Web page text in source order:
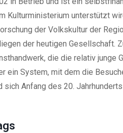
Kulturministerium unterstützt
der Volkskultur der
der heutigen Gesellschaft.
die die relativ junge
ein System, mit dem die
sich Anfang des 20.